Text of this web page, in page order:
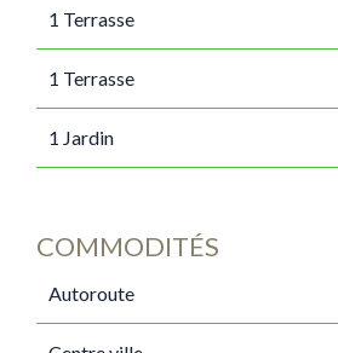
1 Terrasse
1 Terrasse
1 Jardin
COMMODITÉS
Autoroute